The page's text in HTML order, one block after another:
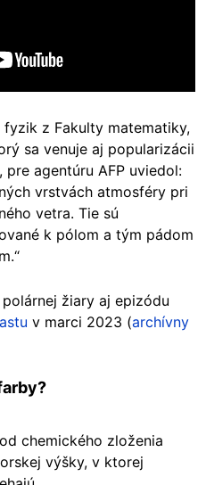
z Fakulty matematiky,
sa venuje aj popularizácii
agentúru AFP uviedol:
vrstvách atmosféry pri
vetra. Tie sú
k pólom a tým pádom
žiary aj epizódu
v marci 2023 (archívny
chemického zloženia
výšky, v ktorej